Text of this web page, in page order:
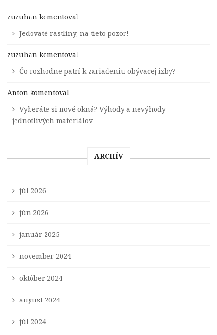
zuzuhan komentoval
Jedovaté rastliny, na tieto pozor!
zuzuhan komentoval
Čo rozhodne patrí k zariadeniu obývacej izby?
Anton komentoval
Vyberáte si nové okná? Výhody a nevýhody
jednotlivých materiálov
ARCHÍV
júl 2026
jún 2026
január 2025
november 2024
október 2024
august 2024
júl 2024